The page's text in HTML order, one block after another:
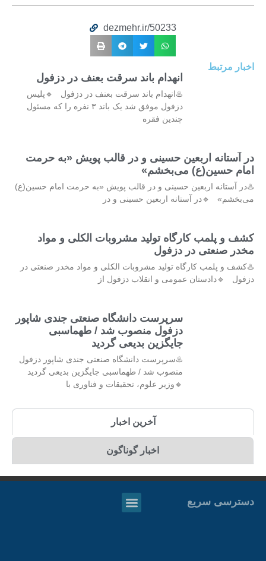
dezmehr.ir/50233
اخبار مرتبط
انهدام باند سرقت بعنف در دزفول
♨️انهدام باند سرقت بعنف در دزفول 🔹پلیس
دزفول موفق شد یک باند ۳ نفره را که مسئول
چندین فقره
در آستانه اربعین حسینی و در قالب پویش «به حرمت
امام حسین(ع) می‌بخشم»
♨️در آستانه اربعین حسینی و در قالب پویش «به حرمت امام حسین(ع)
می‌بخشم» 🔹در آستانه اربعین حسینی و در
کشف و پلمب کارگاه تولید مشروبات الکلی و مواد
مخدر صنعتی در دزفول
♨️کشف و پلمب کارگاه تولید مشروبات الکلی و مواد مخدر صنعتی در
دزفول 🔹دادستان عمومی و انقلاب دزفول از
سرپرست دانشگاه صنعتی جندی شاپور
دزفول منصوب شد / طهماسبی
جایگزین بدیعی گردید
♨️سرپرست دانشگاه صنعتی جندی شاپور دزفول
منصوب شد / طهماسبی جایگزین بدیعی گردید
🔸وزیر علوم، تحقیقات و فناوری با
آخرین اخبار
اخبار گوناگون
دسترسی سریع